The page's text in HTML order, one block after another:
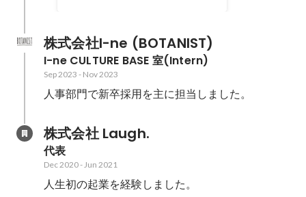
株式会社I-ne (BOTANIST)
I-ne CULTURE BASE 室(Intern)
Sep 2023 - Nov 2023
人事部門で新卒採用を主に担当しました。
株式会社 Laugh.
代表
Dec 2020- Jun 2021
人生初の起業を経験しました。